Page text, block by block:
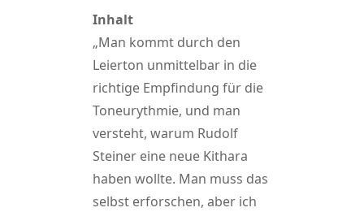
Inhalt
„Man kommt durch den
Leierton unmittelbar in die
richtige Empfindung für die
Toneurythmie, und man
versteht, warum Rudolf
Steiner eine neue Kithara
haben wollte. Man muss das
selbst erforschen, aber ich